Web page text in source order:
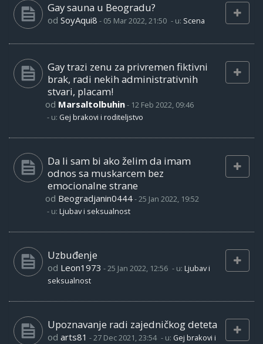
Gay sauna u Beogradu?
od SoyAqui8 - 05 Mar 2022, 21:50 - u: Scena
Gay trazi zenu za privremen fiktivni
brak, radi nekih administrativnih
stvari, placam!
od Marsaltolbuhin- 12 Feb 2022, 09:46
- u: Gej brakovi i roditeljstvo
Da li sam bi ako želim da imam
odnos sa muskarcem bez
emocionalne strane
od Beogradjanin0444-25 Jan 2022, 19:52
- u: Ljubav i seksualnost
Uzbuđenje
od Leon1973 -25 Jan 2022, 12:56 - u: Ljubav i
seksualnost
Upoznavanje radi zajedničkog deteta
od arts81 -27 Dec 2021, 23:54 - u: Gej brakovi i